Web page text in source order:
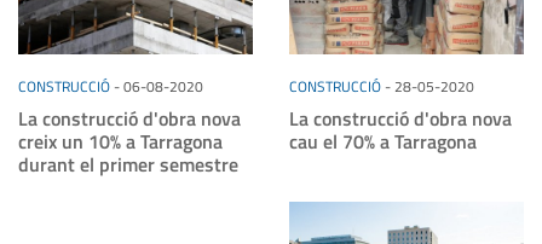
CONSTRUCCIÓ-06-08-2020
La construcció d'obra nova
creix un 10% a Tarragona
durant el primer semestre
CONSTRUCCIÓ-28-05-2020
La construcció d'obra nova
cau el 70% a Tarragona